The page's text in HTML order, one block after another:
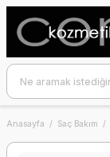
Anasayfa Saç Bakım